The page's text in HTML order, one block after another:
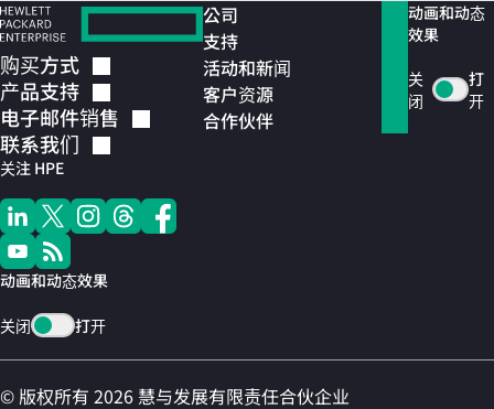
购买方式
产品支持
电子邮件销售
联系我们
关注 HPE
动画和动态效果
关闭 打开
公司
支持
活动和新闻
客户资源
合作伙伴
动画和动态
效果
关
闭
打
开
© 版权所有 2026 慧与发展有限责任合伙企业